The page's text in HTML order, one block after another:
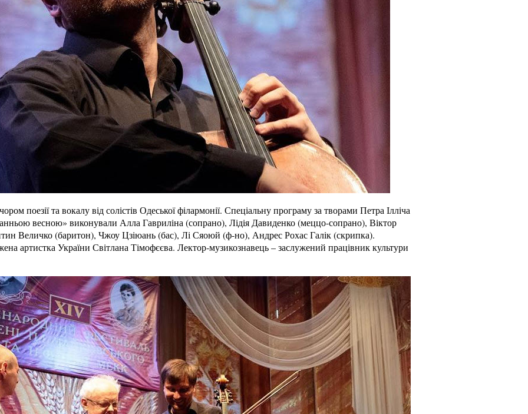
поезії та вокалу від солістів Одеської філармонії. Спеціальну програму за творами Петра Ілліча
весною» виконували Алла Гавриліна (сопрано), Лідія Давиденко (меццо-сопрано), Віктор
Величко (баритон), Чжоу Цзіюань (бас), Лі Сяоюй (ф-но), Андрес Рохас Галік (скрипка).
артистка України Світлана Тімофєєва. Лектор-музикознавець – заслужений працівник культури